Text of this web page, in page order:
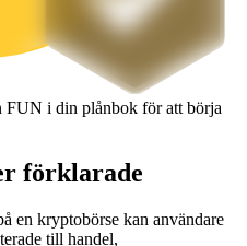
FUN i din plånbok för att börja
förklarade
en kryptobörse kan användare
till handel,